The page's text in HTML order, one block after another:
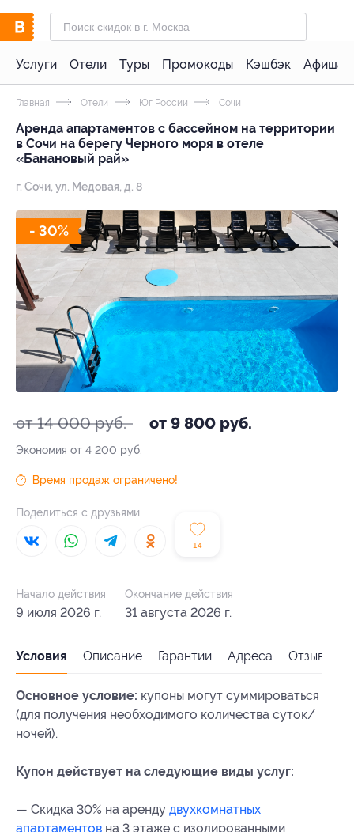
Услуги Отели Туры Промокоды Кэшбэк Афиша
Главная Отели Юг России Сочи
Аренда апартаментов с бассейном на территории
в Сочи на берегу Черного моря в отеле
«Банановый рай»
г. Сочи, ул. Медовая, д. 8
- 30%
от 14 000 руб. от 9 800 руб.
Экономия от 4 200 руб.
14
Время продаж ограничено!
Поделиться с друзьями
Начало действия
9 июля 2026 г.
Окончание действия
31 августа 2026 г.
Условия Описание Гарантии Адреса Отзывы
Основное условие: купоны могут суммироваться
(для получения необходимого количества суток/
ночей).
Купон действует на следующие виды услуг:
— Скидка 30% на аренду двухкомнатных
апартаментов на 3 этаже с изолированными